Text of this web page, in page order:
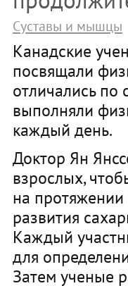
Суставы и мышцы
Канадские
посвящали
отличались по
выполняли
каждый день.
Доктор Ян
взрослых,
на протяжении
развития
Каждый
для
Затем ученые